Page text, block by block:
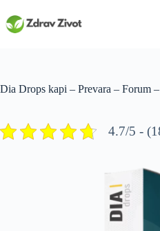
to
content
Dia Drops kapi – Prevara – Forum
4.7/5 -